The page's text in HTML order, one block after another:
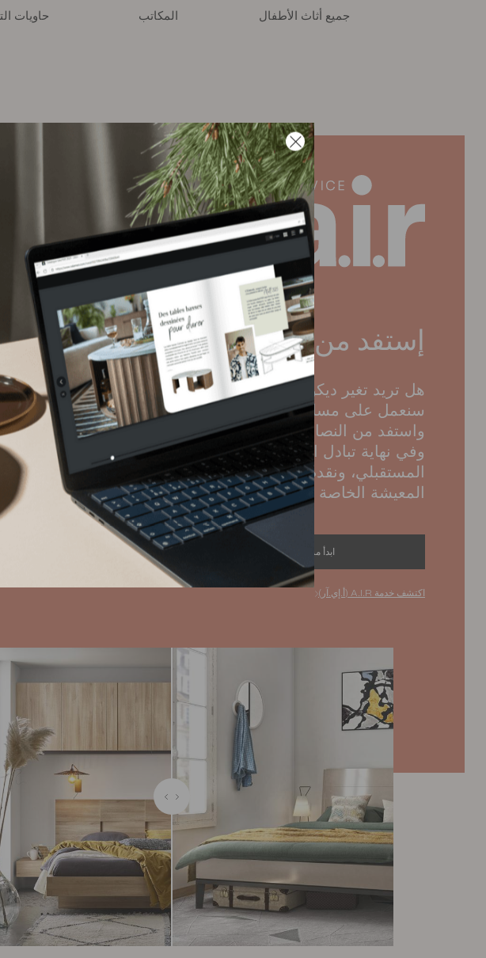
جميع أثاث الأطفال المكاتب حاويات
إستفد من خدمة a.i.r (أ.إي.آر)
هل تريد تغير ديكور غرفة المعيشة الخاصة بك؟ اثر موعد مقدم في
سنعمل على مساعدتك لإيجاد الترتيب المثالي: ألوان، مواد،
واستفد من النصائح المخصصة من المصممين العاملين لدينا
وفي نهاية تبادل الأراء هذا، نقوم بتجهيز خطط ثلاثية الأبعاد
المستقبلي، ونقدم لكم مجموعة مختارة من منتجات غوتييه فريدة
المعيشة الخاصة بك.
ابدأ مشروعك المصمم بشكل مخصص
اكتشف خدمة A.I.R (أ.إي.آر)